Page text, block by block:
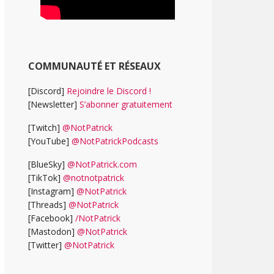
COMMUNAUTÉ ET RÉSEAUX
[Discord] Rejoindre le Discord !
[Newsletter] S’abonner gratuitement
[Twitch] @NotPatrick
[YouTube] @NotPatrickPodcasts
[BlueSky] @NotPatrick.com
[TikTok] @notnotpatrick
[Instagram] @NotPatrick
[Threads] @NotPatrick
[Facebook] /NotPatrick
[Mastodon] @NotPatrick
[Twitter] @NotPatrick